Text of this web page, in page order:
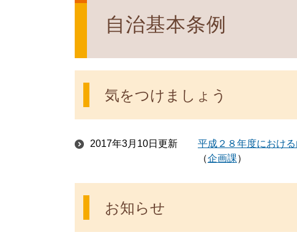
自治基本条例
気をつけましょう
2017年3月10日更新
平成２８年度におけ
企画課
お知らせ